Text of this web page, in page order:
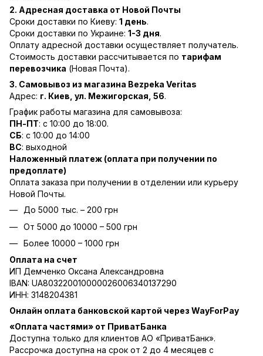
2. Адресная доставка от Новой Почты
Сроки доставки по Киеву: 1 день.
Сроки доставки по Украине: 1-3 дня.
Оплату адресной доставки осуществляет получатель.
Стоимость доставки рассчитывается по тарифам
перевозчика (Новая Почта).
3. Самовывоз из магазина Bezpeka Veritas
Адрес: г. Киев, ул. Межигорская, 56.
График работы магазина для самовывоза:
ПН-ПТ: с 10:00 до 18:00.
СБ: с 10:00 до 14:00
ВС: выходной
Наложенный платеж (оплата при получении по
предоплате)
Оплата заказа при получении в отделении или курьеру
Новой Почты.
До 5000 тыс. – 200 грн
От 5000 до 10000 – 500 грн
Более 10000 – 1000 грн
Оплата на счет
ИП Демченко Оксана Александровна
IBAN: UA803220010000026006340137290
ИНН: 3148204381
Онлайн оплата банковской картой через WayForPay
«Оплата частями» от ПриватБанка
Доступна только для клиентов АО «ПриватБанк».
Рассрочка доступна на срок от 2 до 4 месяцев с